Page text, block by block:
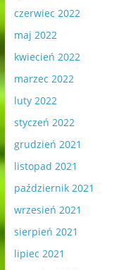
czerwiec 2022
maj 2022
kwiecień 2022
marzec 2022
luty 2022
styczeń 2022
grudzień 2021
listopad 2021
październik 2021
wrzesień 2021
sierpień 2021
lipiec 2021